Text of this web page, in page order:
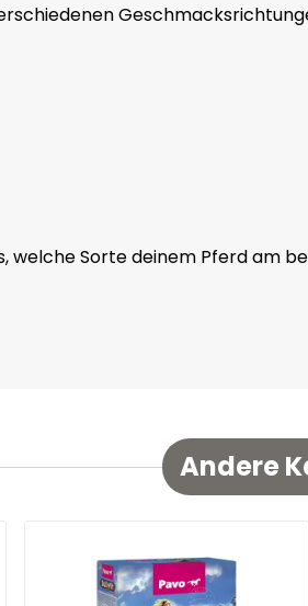
welche Sorte deinem Pferd am
Andere